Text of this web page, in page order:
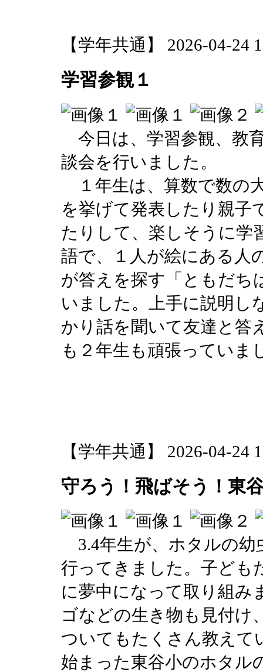
【学年共通】 2026-04-24
学習参観１
今日は、学習参観、教
談会を行いました。
１年生は、算数で数の
を挙げて発表したり親子
たりして、楽しそうに学
語で、１人が絵にある人
が答えを探す「ともだち
いました。上手に説明し
かり話を聞いて友達と答
も２年生も頑張っていま
【学年共通】 2026-04-24
守ろう！飛ばそう！東
3.4年生が、ホタルの幼
行ってきました。子ども
に夢中になって取り組み
ゴなどの生き物も見付け
ついてもたくさん教えて
始まった東谷小のホタル